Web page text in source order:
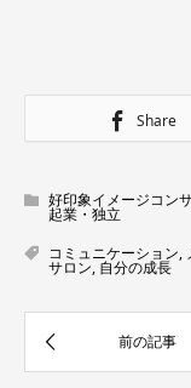
Share
好印象イメージコン
起業・独立
コミュニケーション,
サロン, 自分の成長